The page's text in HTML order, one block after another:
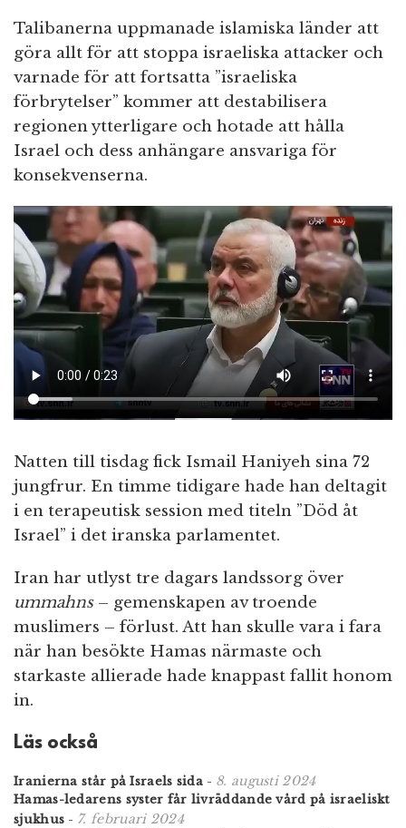
Talibanerna uppmanade islamiska länder att
göra allt för att stoppa israeliska attacker och
varnade för att fortsatta ”israeliska
förbrytelser” kommer att destabilisera
regionen ytterligare och hotade att hålla
Israel och dess anhängare ansvariga för
konsekvenserna.
Natten till tisdag fick Ismail Haniyeh sina 72
jungfrur. En timme tidigare hade han deltagit
i en terapeutisk session med titeln ”Död åt
Israel” i det iranska parlamentet.
Iran har utlyst tre dagars landssorg över
ummahns– gemenskapen av troende
muslimers – förlust. Att han skulle vara i fara
när han besökte Hamas närmaste och
starkaste allierade hade knappast fallit honom
in.
Läs också
Iranierna står på Israels sida - 8. augusti 2024
Hamas-ledarens syster får livräddande vård på israeliskt
sjukhus - 7. februari 2024